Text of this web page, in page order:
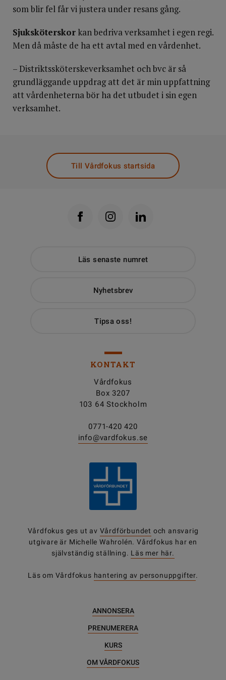
som blir fel får vi justera under resans gång.
Sjuksköterskor kan bedriva verksamhet i egen regi.
Men då måste de ha ett avtal med en vårdenhet.
– Distriktssköterskeverksamhet och bvc är så
grundläggande uppdrag att det är min uppfattning
att vårdenheterna bör ha det utbudet i sin egen
verksamhet.
Till Vårdfokus startsida
Läs senaste numret
Nyhetsbrev
Tipsa oss!
KONTAKT
Vårdfokus
Box 3207
103 64 Stockholm
0771-420 420
info@vardfokus.se
Vårdfokus ges ut av Vårdförbundet och ansvarig
utgivare är Michelle Wahrolén. Vårdfokus har en
självständig ställning. Läs mer här.
Läs om Vårdfokus hantering av personuppgifter.
ANNONSERA
PRENUMERERA
KURS
OM VÅRDFOKUS